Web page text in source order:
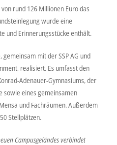
rund 126 Millionen Euro das
wurde eine
und Erinnerungsstücke enthält.
mit der SSP AG und
realisiert. Es umfasst den
Adenauer-Gymnasiums, der
sowie eines gemeinsamen
und Fachräumen. Außerdem
Stellplätzen.
Campusgeländes verbindet